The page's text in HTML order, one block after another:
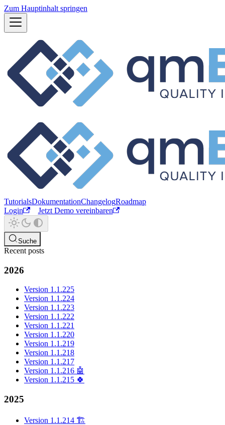
Zum Hauptinhalt springen
TutorialsDokumentationChangelogRoadmap
Login
Jetzt Demo vereinbaren
Suche
Recent posts
2026
Version 1.1.225
Version 1.1.224
Version 1.1.223
Version 1.1.222
Version 1.1.221
Version 1.1.220
Version 1.1.219
Version 1.1.218
Version 1.1.217
Version 1.1.216 🤖
Version 1.1.215 🍀
2025
Version 1.1.214 🏗️